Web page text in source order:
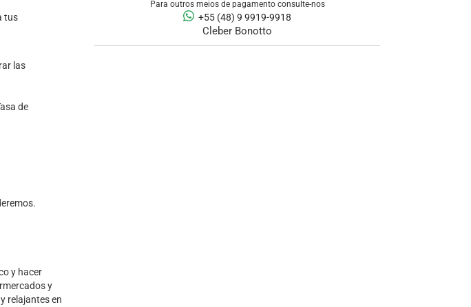
tus
las
de
y hacer
y
relajantes en
Para outros meios de pagamento consulte-nos
+55 (48) 9 9919-9918
Cleber Bonotto